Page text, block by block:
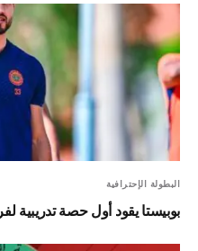
البطولة الإحترافية
بوبيستا يقود أول حصة تدريبية